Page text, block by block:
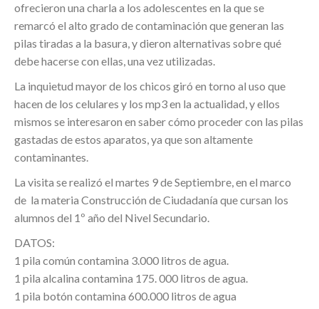
ofrecieron una charla a los adolescentes en la que se
remarcó el alto grado de contaminación que generan las
pilas tiradas a la basura, y dieron alternativas sobre qué
debe hacerse con ellas, una vez utilizadas.
La inquietud mayor de los chicos giró en torno al uso que
hacen de los celulares y los mp3 en la actualidad, y ellos
mismos se interesaron en saber cómo proceder con las pilas
gastadas de estos aparatos, ya que son altamente
contaminantes.
La visita se realizó el martes 9 de Septiembre, en el marco
de la materia Construcción de Ciudadanía que cursan los
alumnos del 1º año del Nivel Secundario.
DATOS:
1 pila común contamina 3.000 litros de agua.
1 pila alcalina contamina 175. 000 litros de agua.
1 pila botón contamina 600.000 litros de agua